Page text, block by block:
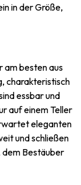
in der Größe,
am besten aus
charakteristisch
essbar und
auf einem Teller
eleganten
und schließen
dem Bestäuber